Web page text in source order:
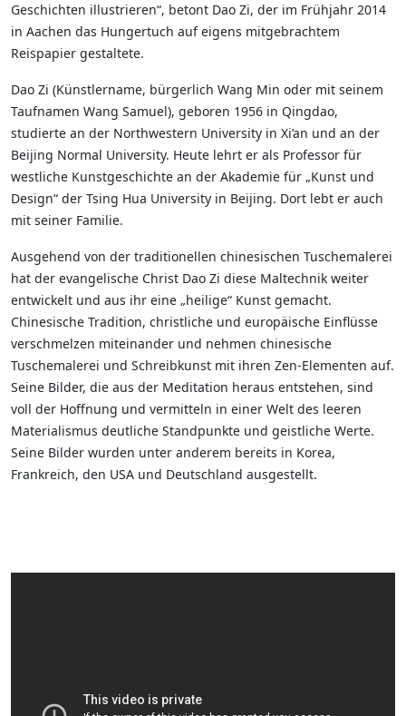
Geschichten illustrieren“, betont Dao Zi, der im Frühjahr 2014
in Aachen das Hungertuch auf eigens mitgebrachtem
Reispapier gestaltete.
Dao Zi (Künstlername, bürgerlich Wang Min oder mit seinem
Taufnamen Wang Samuel), geboren 1956 in Qingdao,
studierte an der Northwestern University in Xi’an und an der
Beijing Normal University. Heute lehrt er als Professor für
westliche Kunstgeschichte an der Akademie für „Kunst und
Design“ der Tsing Hua University in Beijing. Dort lebt er auch
mit seiner Familie.
Ausgehend von der traditionellen chinesischen Tuschemalerei
hat der evangelische Christ Dao Zi diese Maltechnik weiter
entwickelt und aus ihr eine „heilige“ Kunst gemacht.
Chinesische Tradition, christliche und europäische Einflüsse
verschmelzen miteinander und nehmen chinesische
Tuschemalerei und Schreibkunst mit ihren Zen-Elementen auf.
Seine Bilder, die aus der Meditation heraus entstehen, sind
voll der Hoffnung und vermitteln in einer Welt des leeren
Materialismus deutliche Standpunkte und geistliche Werte.
Seine Bilder wurden unter anderem bereits in Korea,
Frankreich, den USA und Deutschland ausgestellt.